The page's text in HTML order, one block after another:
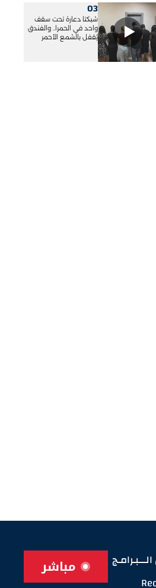
03
شبكتا دعارة تحت سقف
واحد في الحمرا.. والفندق
يُقفل بالشمع الأحمر
مباشر